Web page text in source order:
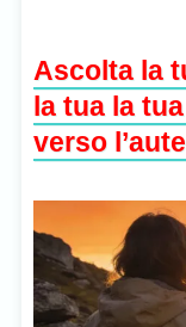
Ascolta la
la tua la
verso